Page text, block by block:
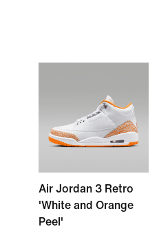
Air Jordan 3 Retro
'White and Orange
Peel'